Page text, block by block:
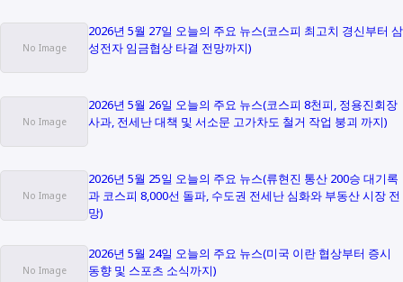
2026년 5월 27일 오늘의 주요 뉴스(코스피 최고치 경신부터 삼
성전자 임금협상 타결 전망까지)
2026년 5월 26일 오늘의 주요 뉴스(코스피 8천피, 정용진회장
사과, 전세난 대책 및 서소문 고가차도 철거 작업 붕괴 까지)
2026년 5월 25일 오늘의 주요 뉴스(류현진 통산 200승 대기록
과 코스피 8,000선 돌파, 수도권 전세난 심화와 부동산 시장 전
망)
2026년 5월 24일 오늘의 주요 뉴스(미국 이란 협상부터 증시
동향 및 스포츠 소식까지)